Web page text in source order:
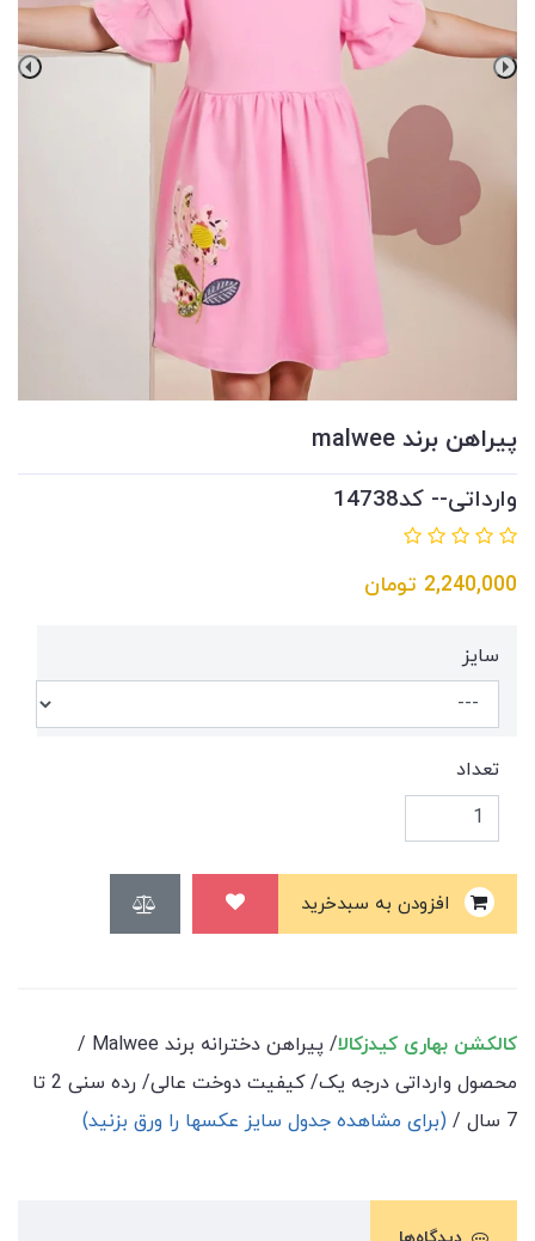
پیراهن برند malwee
وارداتی-- کد14738
2,240,000 تومان
سایز
تعداد
کالکشن بهاری کیدزکالا
/ پیراهن دخترانه برند Malwee /
محصول وارداتی درجه یک/ کیفیت دوخت عالی/ رده سنی 2 تا
7 سال /
(برای مشاهده جدول سایز عکسها را ورق بزنید)